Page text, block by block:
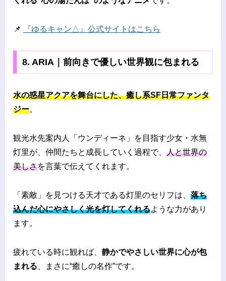
📌 『ゆるキャン△』公式サイトはこちら
8. ARIA｜前向きで優しい世界観に包まれる
水の惑星アクアを舞台にした、癒し系SF日常ファンタ
ジー。
観光水先案内人「ウンディーネ」を目指す少女・水無
灯里が、仲間たちと成長していく過程で、 人と世界の
美しさを言葉で伝えてくれます。
「素敵」を見つける天才である灯里のセリフは、 落ち
込んだ心にやさしく光を灯してくれるような力があり
ます。
疲れている時に観れば、 静かでやさしい世界に心が包
まれる 、まさに“癒しの名作”です。